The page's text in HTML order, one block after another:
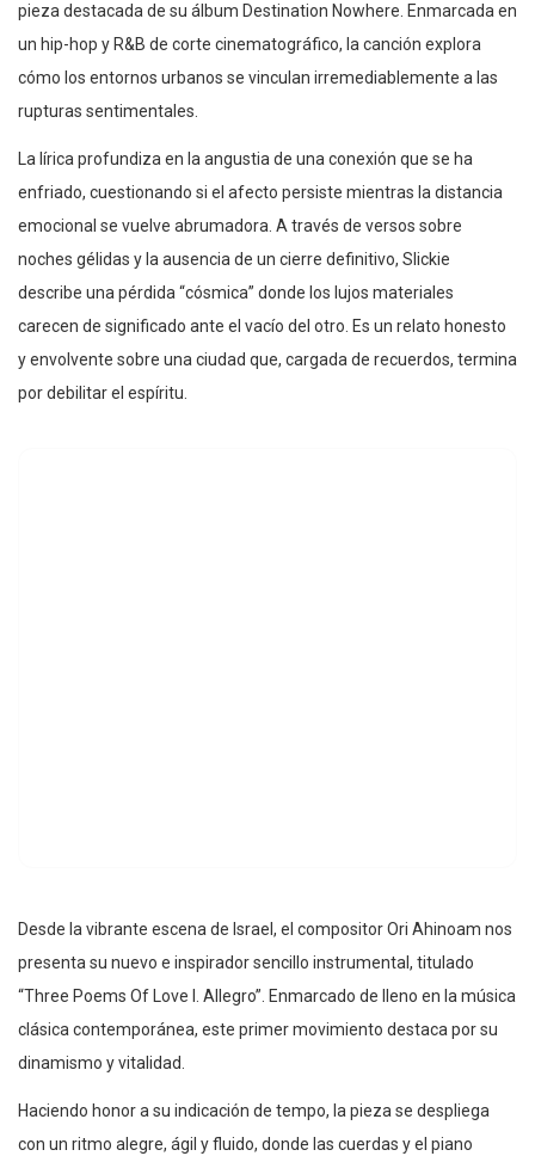
pieza destacada de su álbum Destination Nowhere. Enmarcada en
un hip-hop y R&B de corte cinematográfico, la canción explora
cómo los entornos urbanos se vinculan irremediablemente a las
rupturas sentimentales.
La lírica profundiza en la angustia de una conexión que se ha
enfriado, cuestionando si el afecto persiste mientras la distancia
emocional se vuelve abrumadora. A través de versos sobre
noches gélidas y la ausencia de un cierre definitivo, Slickie
describe una pérdida “cósmica” donde los lujos materiales
carecen de significado ante el vacío del otro. Es un relato honesto
y envolvente sobre una ciudad que, cargada de recuerdos, termina
por debilitar el espíritu.
Desde la vibrante escena de Israel, el compositor Ori Ahinoam nos
presenta su nuevo e inspirador sencillo instrumental, titulado
“Three Poems Of Love I. Allegro”. Enmarcado de lleno en la música
clásica contemporánea, este primer movimiento destaca por su
dinamismo y vitalidad.
Haciendo honor a su indicación de tempo, la pieza se despliega
con un ritmo alegre, ágil y fluido, donde las cuerdas y el piano